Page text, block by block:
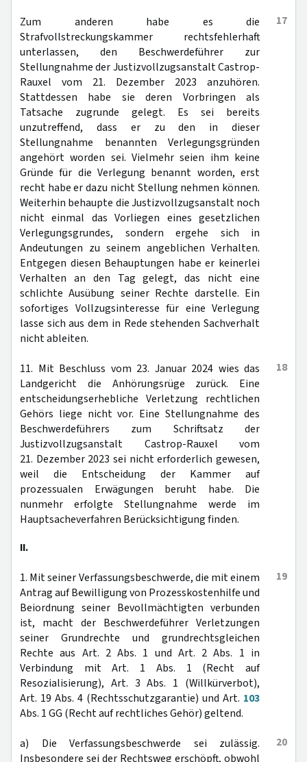
17
Zum anderen habe es die
Strafvollstreckungskammer rechtsfehlerhaft
unterlassen, den Beschwerdeführer zur
Stellungnahme der Justizvollzugsanstalt Castrop-
Rauxel vom 21. Dezember 2023 anzuhören.
Stattdessen habe sie deren Vorbringen als
Tatsache zugrunde gelegt. Es sei bereits
unzutreffend, dass er zu den in dieser
Stellungnahme benannten Verlegungsgründen
angehört worden sei. Vielmehr seien ihm keine
Gründe für die Verlegung benannt worden, erst
recht habe er dazu nicht Stellung nehmen können.
Weiterhin behaupte die Justizvollzugsanstalt noch
nicht einmal das Vorliegen eines gesetzlichen
Verlegungsgrundes, sondern ergehe sich in
Andeutungen zu seinem angeblichen Verhalten.
Entgegen diesen Behauptungen habe er keinerlei
Verhalten an den Tag gelegt, das nicht eine
schlichte Ausübung seiner Rechte darstelle. Ein
sofortiges Vollzugsinteresse für eine Verlegung
lasse sich aus dem in Rede stehenden Sachverhalt
nicht ableiten.
18
11. Mit Beschluss vom 23. Januar 2024 wies das
Landgericht die Anhörungsrüge zurück. Eine
entscheidungserhebliche Verletzung rechtlichen
Gehörs liege nicht vor. Eine Stellungnahme des
Beschwerdeführers zum Schriftsatz der
Justizvollzugsanstalt Castrop-Rauxel vom
21. Dezember 2023 sei nicht erforderlich gewesen,
weil die Entscheidung der Kammer auf
prozessualen Erwägungen beruht habe. Die
nunmehr erfolgte Stellungnahme werde im
Hauptsacheverfahren Berücksichtigung finden.
II.
19
1. Mit seiner Verfassungsbeschwerde, die mit einem
Antrag auf Bewilligung von Prozesskostenhilfe und
Beiordnung seiner Bevollmächtigten verbunden
ist, macht der Beschwerdeführer Verletzungen
seiner Grundrechte und grundrechtsgleichen
Rechte aus Art. 2 Abs. 1 und Art. 2 Abs. 1 in
Verbindung mit Art. 1 Abs. 1 (Recht auf
Resozialisierung), Art. 3 Abs. 1 (Willkürverbot),
Art. 19 Abs. 4 (Rechtsschutzgarantie) und Art. 103
Abs. 1 GG (Recht auf rechtliches Gehör) geltend.
20
a) Die Verfassungsbeschwerde sei zulässig.
Insbesondere sei der Rechtsweg erschöpft, obwohl